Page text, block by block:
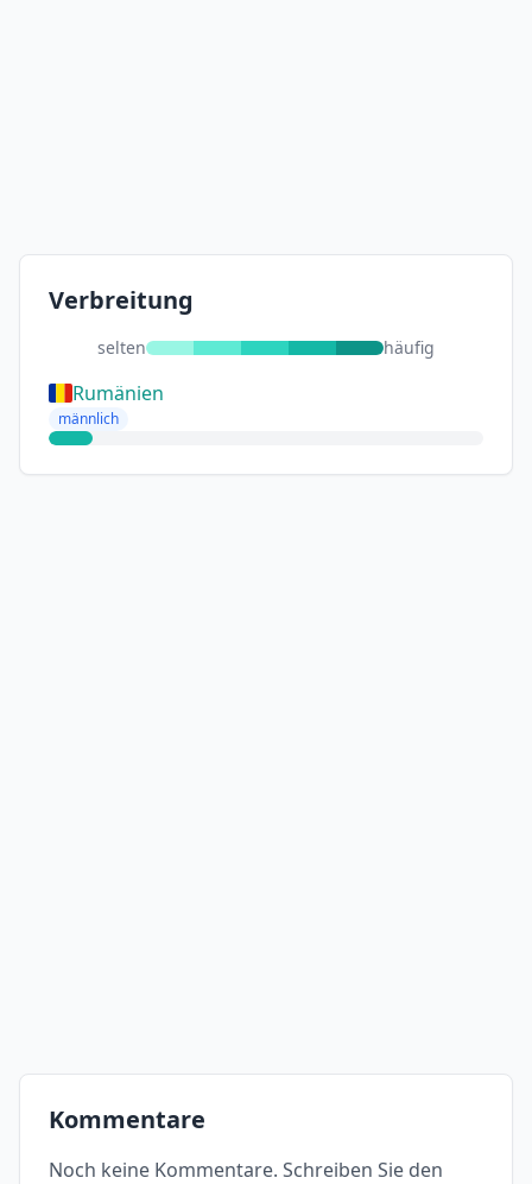
Verbreitung
selten häufig
Rumänien
männlich
Kommentare
Noch keine Kommentare. Schreiben Sie den